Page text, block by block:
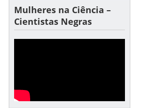
Mulheres na Ciência –
Cientistas Negras